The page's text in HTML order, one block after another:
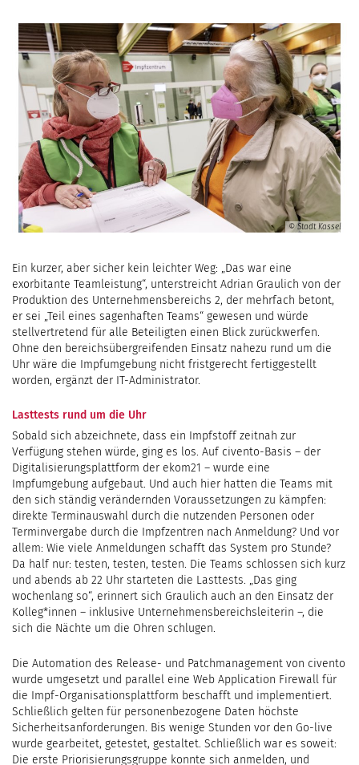
© Stadt Kassel
Ein kurzer, aber sicher kein leichter Weg: „Das war eine
exorbitante Teamleistung“, unterstreicht Adrian Graulich von der
Produktion des Unternehmensbereichs 2, der mehrfach betont,
er sei „Teil eines sagenhaften Teams“ gewesen und würde
stellvertretend für alle Beteiligten einen Blick zurückwerfen.
Ohne den bereichsübergreifenden Einsatz nahezu rund um die
Uhr wäre die Impfumgebung nicht fristgerecht fertiggestellt
worden, ergänzt der IT-Administrator.
Lasttests rund um die Uhr
Sobald sich abzeichnete, dass ein Impfstoff zeitnah zur
Verfügung stehen würde, ging es los. Auf civento-Basis – der
Digitalisierungsplattform der ekom21 – wurde eine
Impfumgebung aufgebaut. Und auch hier hatten die Teams mit
den sich ständig verändernden Voraussetzungen zu kämpfen:
direkte Terminauswahl durch die nutzenden Personen oder
Terminvergabe durch die Impfzentren nach Anmeldung? Und vor
allem: Wie viele Anmeldungen schafft das System pro Stunde?
Da half nur: testen, testen, testen. Die Teams schlossen sich kurz
und abends ab 22 Uhr starteten die Lasttests. „Das ging
wochenlang so“, erinnert sich Graulich auch an den Einsatz der
Kolleg*innen – inklusive Unternehmensbereichsleiterin –, die
sich die Nächte um die Ohren schlugen.
Die Automation des Release- und Patchmanagement von civento
wurde umgesetzt und parallel eine Web Application Firewall für
die Impf-Organisationsplattform beschafft und implementiert.
Schließlich gelten für personenbezogene Daten höchste
Sicherheitsanforderungen. Bis wenige Stunden vor den Go-live
wurde gearbeitet, getestet, gestaltet. Schließlich war es soweit:
Die erste Priorisierungsgruppe konnte sich anmelden, und